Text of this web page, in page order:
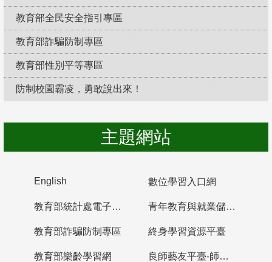
教育部全民安全指引專區
教育部詐騙防制專區
教育部性別平等專區
防制校園霸凌，勇敢說出來！
主題網站
English 數位學習入口網
教育部統計處電子書櫃 青年教育與就業儲蓄帳戶
教育部詐騙防制專區 終身學習資源平臺
教育部樂齡學習網 良師藝友平臺-師資培育整合平臺